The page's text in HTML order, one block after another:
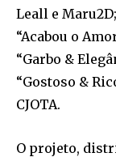
Leall e
“Acabou o
“Garbo &
“Gostoso &
CJOTA.
O projeto,